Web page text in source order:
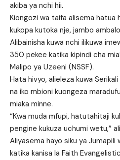
akiba ya nchi hii.
Kiongozi wa taifa alisema hatua
kukopa kutoka nje, jambo
Alibainisha kuwa nchi ilikuwa
350 pekee katika kipindi cha
Malipo ya Uzeeni (NSSF).
Hata hivyo, alieleza kuwa
na iko mbioni kuongeza
miaka minne.
“Kwa muda mfupi, hatutahitaji
pengine kukuza uchumi wetu,”
Aliyasema hayo siku ya Jumapili
katika kanisa la Faith